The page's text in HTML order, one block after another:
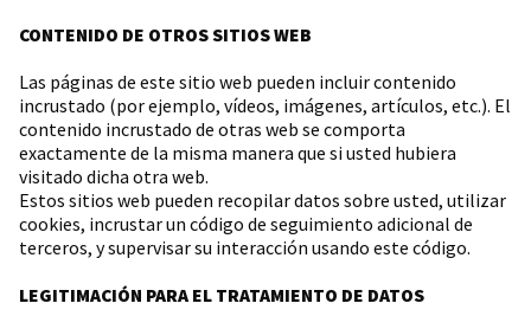
CONTENIDO DE OTROS SITIOS WEB
Las páginas de este sitio web pueden incluir contenido
incrustado (por ejemplo, vídeos, imágenes, artículos, etc.). El
contenido incrustado de otras web se comporta
exactamente de la misma manera que si usted hubiera
visitado dicha otra web.
Estos sitios web pueden recopilar datos sobre usted, utilizar
cookies, incrustar un código de seguimiento adicional de
terceros, y supervisar su interacción usando este código.
LEGITIMACIÓN PARA EL TRATAMIENTO DE DATOS